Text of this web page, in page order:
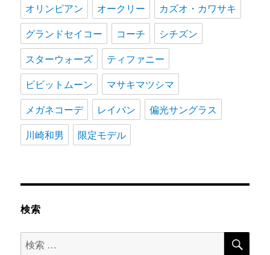
オリンピアン
オークリー
カズオ・カワサキ
グランドセイコー
コーチ
シチズン
スターウォーズ
ティファニー
ビビットムーン
マサキマツシマ
メガネコーデ
レイバン
偏光サングラス
川崎和男
限定モデル
検索
検
検